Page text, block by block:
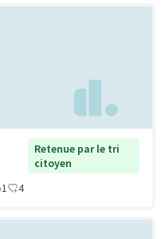
Retenue par le tri
citoyen
1 4